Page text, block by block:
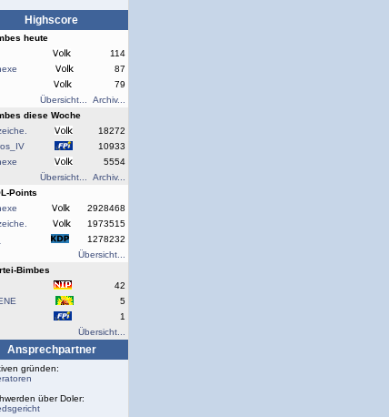
Highscore
heute
114
87
79
Übersicht...
Archiv...
diese Woche
18272
10933
5554
Übersicht...
Archiv...
Points
2928468
1973515
1278232
Übersicht...
Bimbes
42
5
1
Übersicht...
Ansprechpartner
gründen:
über Doler: